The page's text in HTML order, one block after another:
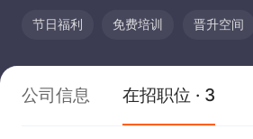
节日福利 免费培训 晋升空间
公司信息 在招职位 · 3